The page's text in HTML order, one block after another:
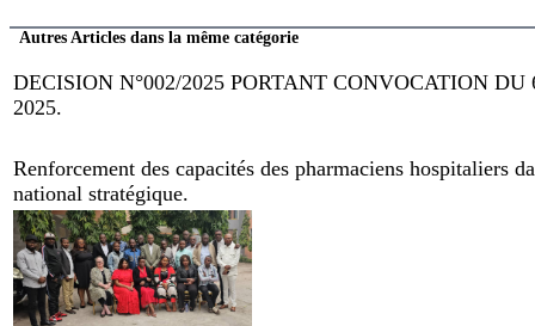
Autres Articles dans la même catégorie
DECISION N°002/2025 PORTANT CONVOCATION
2025.
Renforcement des capacités des pharmaciens hospitaliers
national stratégique.